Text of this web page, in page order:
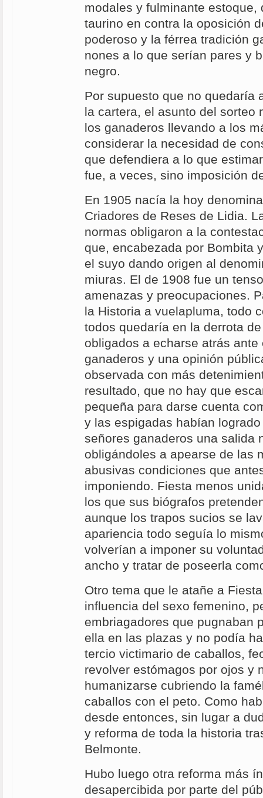
modales y fulminante estoque,
taurino en contra la oposición
poderoso y la férrea tradición
nones a lo que serían pares y
negro.
Por supuesto que no quedaría
la cartera, el asunto del sorteo
los ganaderos llevando a los
considerar la necesidad de
que defendiera a lo que
fue, a veces, sino imposición
En 1905 nacía la hoy
Criadores de Reses de Lidia.
normas obligaron a la
que, encabezada por Bombita
el suyo dando origen al
miuras. El de 1908 fue un
amenazas y preocupaciones.
la Historia a vuelapluma, todo
todos quedaría en la derrota
obligados a echarse atrás ante
ganaderos y una opinión
observada con más
resultado, que no hay que
pequeña para darse cuenta
y las espigadas habían
señores ganaderos una salida
obligándoles a apearse de las
abusivas condiciones que
imponiendo. Fiesta menos
los que sus biógrafos
aunque los trapos sucios se
apariencia todo seguía lo
volverían a imponer su
ancho y tratar de poseerla
Otro tema que le atañe a
influencia del sexo femenino,
embriagadores que pugnaban
ella en las plazas y no podía
tercio victimario de caballos,
revolver estómagos por ojos y
humanizarse cubriendo la
caballos con el peto. Como
desde entonces, sin lugar a
y reforma de toda la historia
Belmonte.
Hubo luego otra reforma más
desapercibida por parte del